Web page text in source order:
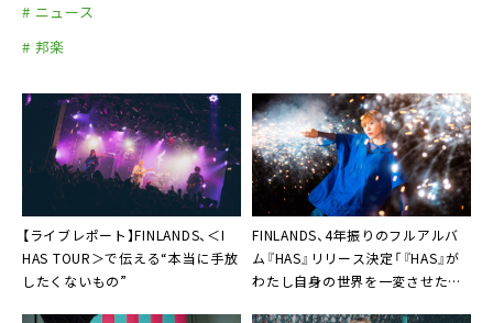
# ニュース
# 邦楽
【ライブレポート】FINLANDS、＜I
HAS TOUR＞で伝える“本当に手放
したくないもの”
FINLANDS、4年振りのフルアルバ
ム『HAS』リリース決定「『HAS』が
わたし自身の世界を一変させたこ